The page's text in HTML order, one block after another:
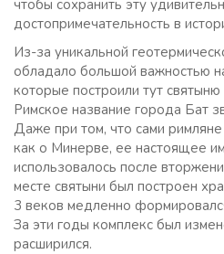
чтобы сохранить эту
достопримечательность в
Из-за уникальной
обладало большой важностью
которые построили тут святыню
Римское название города Бат
Даже при том, что сами
как о Минерве, ее настоящее
использовалось после
месте святыни был построен
3 веков медленно
За эти годы комплекс был
расширился.